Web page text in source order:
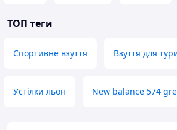
ТОП теги
Спортивне взуття Взуття для
Устілки льон New balance 574